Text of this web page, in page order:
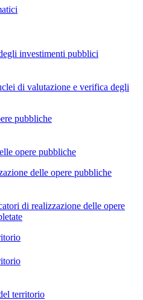
investimenti pubblici
di valutazione e verifica degli
pubbliche
opere pubbliche
delle opere pubbliche
di realizzazione delle opere
territorio